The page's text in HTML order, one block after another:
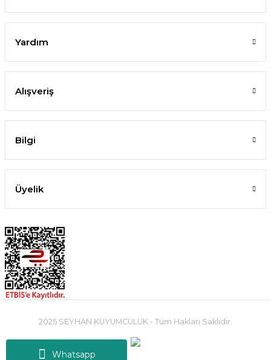
Whatsapp
Yardım
Alışveriş
Bilgi
Üyelik
2025 SEYHAN KUYUMCULUK - Tüm Hakları Saklıdır.